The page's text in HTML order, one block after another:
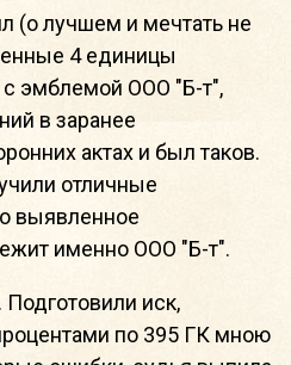
(о лучшем и мечтать не
4 единицы
эмблемой ООО "Б-т",
в заранее
актах и был таков.
отличные
выявленное
именно ООО "Б-т".
иск,
по 395 ГК мною